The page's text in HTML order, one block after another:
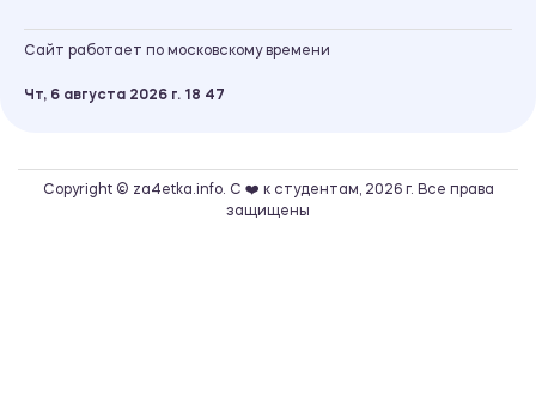
Сайт работает по московскому времени
Чт, 6 августа 2026 г. 18 47
Copyright © za4etka.info. С ❤️ к студентам, 2026 г. Все права
защищены